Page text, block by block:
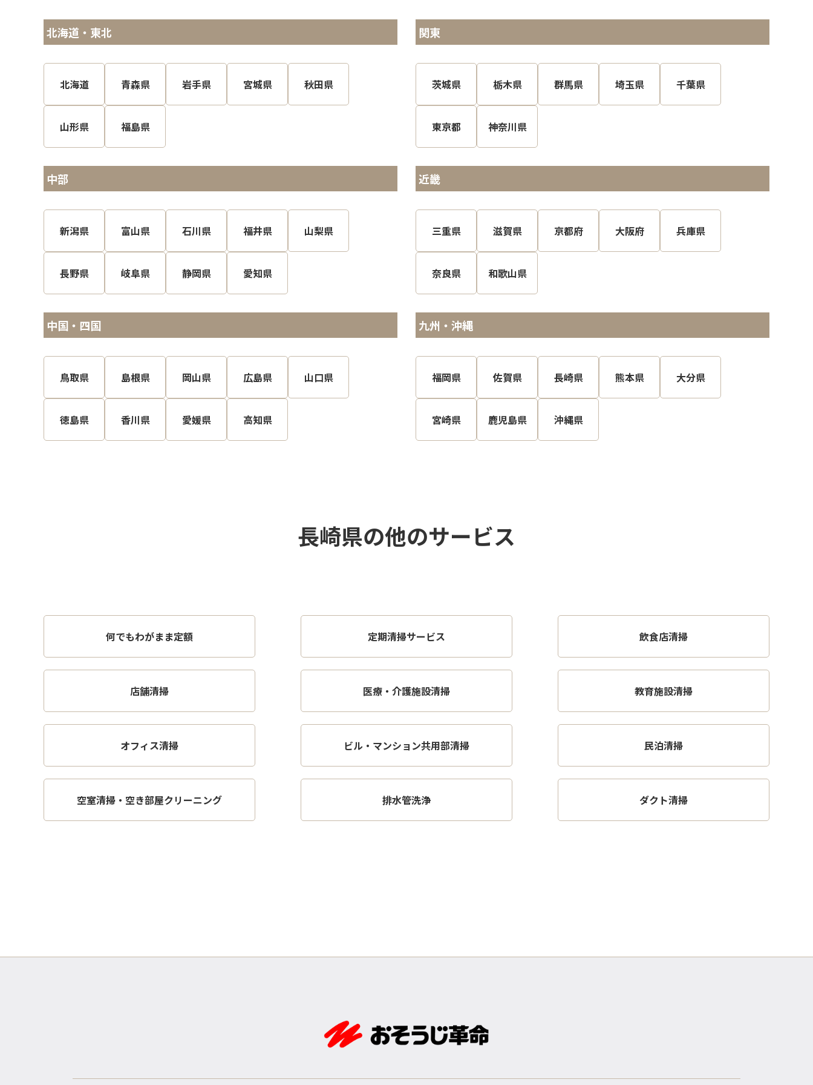
北海道・東北
北海道 青森県 岩手県 宮城県 秋田県
山形県 福島県
関東
茨城県 栃木県 群馬県 埼玉県 千葉県
東京都 神奈川県
中部
新潟県 富山県 石川県 福井県 山梨県
長野県 岐阜県 静岡県 愛知県
近畿
三重県 滋賀県 京都府 大阪府 兵庫県
奈良県 和歌山県
中国・四国
鳥取県 島根県 岡山県 広島県 山口県
徳島県 香川県 愛媛県 高知県
九州・沖縄
福岡県 佐賀県 長崎県 熊本県 大分県
宮崎県 鹿児島県 沖縄県
長崎県の他のサービス
何でもわがまま定額 定期清掃サービス 飲食店清掃
店舗清掃 医療・介護施設清掃 教育施設清掃
オフィス清掃 ビル・マンション共用部清掃 民泊清掃
空室清掃・空き部屋クリーニング 排水管洗浄 ダクト清掃